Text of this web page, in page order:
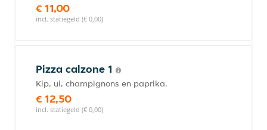
€ 11,00
incl. statiegeld (€ 0,00)
Pizza calzone 1
Kip, ui, champignons en paprika.
€ 12,50
incl. statiegeld (€ 0,00)